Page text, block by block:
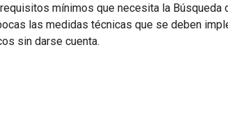
mínimos que necesita la Búsqueda
las medidas técnicas que se deben
sin darse cuenta.